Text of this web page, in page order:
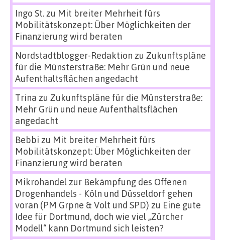
Ingo St.zu Mit breiter Mehrheit fürs
Mobilitätskonzept: Über Möglichkeiten der
Finanzierung wird beraten
Nordstadtblogger-Redaktion zu Zukunftspläne
für die Münsterstraße: Mehr Grün und neue
Aufenthaltsflächen angedacht
Trina zu Zukunftspläne für die Münsterstraße:
Mehr Grün und neue Aufenthaltsflächen
angedacht
Bebbi zu Mit breiter Mehrheit fürs
Mobilitätskonzept: Über Möglichkeiten der
Finanzierung wird beraten
Mikrohandel zur Bekämpfung des Offenen
Drogenhandels - Köln und Düsseldorf gehen
voran (PM Grpne & Volt und SPD) zu Eine gute
Idee für Dortmund, doch wie viel „Zürcher
Modell“ kann Dortmund sich leisten?